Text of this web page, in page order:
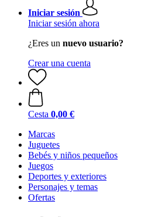
Iniciar sesión
Iniciar sesión ahora
¿Eres un nuevo usuario?
Crear una cuenta
Cesta 0,00 €
Marcas
Juguetes
Bebés y niños pequeños
Juegos
Deportes y exteriores
Personajes y temas
Ofertas